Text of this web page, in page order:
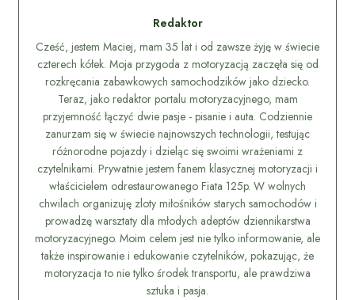
Redaktor
Cześć, jestem Maciej, mam 35 lat i od zawsze żyję w świecie
czterech kółek. Moja przygoda z motoryzacją zaczęła się od
rozkręcania zabawkowych samochodzików jako dziecko.
Teraz, jako redaktor portalu motoryzacyjnego, mam
przyjemność łączyć dwie pasje - pisanie i auta. Codziennie
zanurzam się w świecie najnowszych technologii, testując
różnorodne pojazdy i dzieląc się swoimi wrażeniami z
czytelnikami. Prywatnie jestem fanem klasycznej motoryzacji i
właścicielem odrestaurowanego Fiata 125p. W wolnych
chwilach organizuję zloty miłośników starych samochodów i
prowadzę warsztaty dla młodych adeptów dziennikarstwa
motoryzacyjnego. Moim celem jest nie tylko informowanie, ale
także inspirowanie i edukowanie czytelników, pokazując, że
motoryzacja to nie tylko środek transportu, ale prawdziwa
sztuka i pasja.